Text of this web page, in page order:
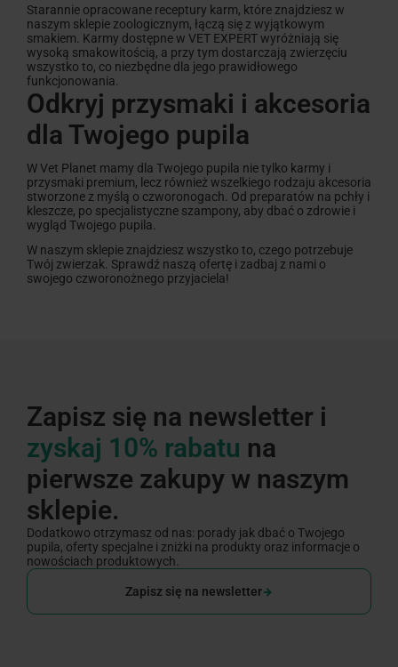
Starannie opracowane receptury karm, które znajdziesz w
naszym sklepie zoologicznym, łączą się z wyjątkowym
smakiem. Karmy dostępne w VET EXPERT wyróżniają się
wysoką smakowitością, a przy tym dostarczają zwierzęciu
wszystko to, co niezbędne dla jego prawidłowego
funkcjonowania.
Odkryj przysmaki i akcesoria
dla Twojego pupila
W Vet Planet mamy dla Twojego pupila nie tylko karmy i
przysmaki premium, lecz również wszelkiego rodzaju akcesoria
stworzone z myślą o czworonogach. Od preparatów na pchły i
kleszcze, po specjalistyczne szampony, aby dbać o zdrowie i
wygląd Twojego pupila.
W naszym sklepie znajdziesz wszystko to, czego potrzebuje
Twój zwierzak. Sprawdź naszą ofertę i zadbaj z nami o
swojego czworonożnego przyjaciela!
Zapisz się na newsletter i
zyskaj 10% rabatu na
pierwsze zakupy w naszym
sklepie.
Dodatkowo otrzymasz od nas: porady jak dbać o Twojego
pupila, oferty specjalne i zniżki na produkty oraz informacje o
nowościach produktowych.
Zapisz się na newsletter